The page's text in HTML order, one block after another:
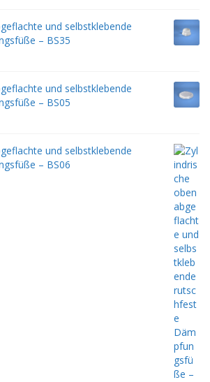
und selbstklebende
– BS35
und selbstklebende
– BS05
und selbstklebende
– BS06